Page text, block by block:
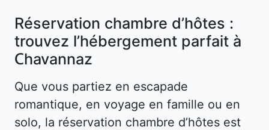
Réservation chambre d’hôtes :
trouvez l’hébergement parfait à
Chavannaz
Que vous partiez en escapade
romantique, en voyage en famille ou en
solo, la réservation chambre d’hôtes est